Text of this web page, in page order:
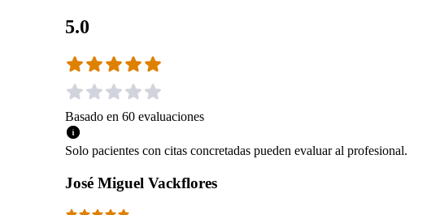
5.0
Basado en 60 evaluaciones
Solo pacientes con citas concretadas pueden evaluar al profesional.
José Miguel Vackflores